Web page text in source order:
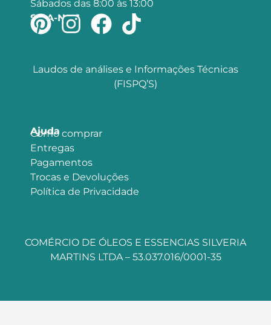
Sábados das 8:00 às 13:00
SIGA-NOS
Laudos de análises e Informações Técnicas
(FISPQ’S)
Ajuda
Como comprar
Entregas
Pagamentos
Trocas e Devoluções
Política de Privacidade
COMÉRCIO DE ÓLEOS E ESSENCIAS SILVERIA
MARTINS LTDA – 53.037.016/0001-35